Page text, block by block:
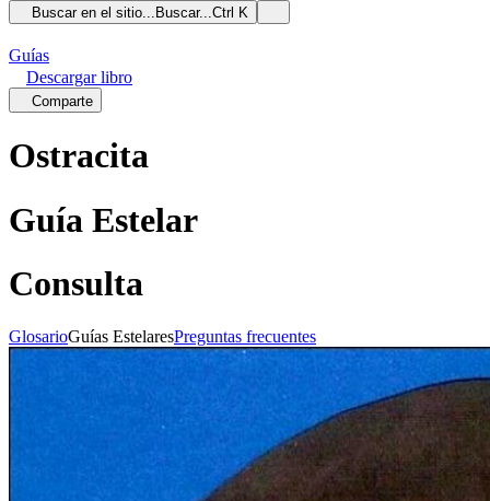
Buscar en el sitio... Buscar...Ctrl K
Guías
Descargarlibro
Comparte
Ostracita
Guía Estelar
Consulta
GlosarioGuías EstelaresPreguntas frecuentes